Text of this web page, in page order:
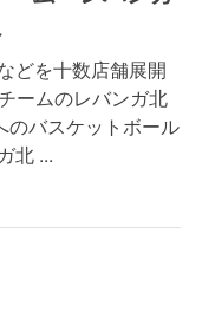
どを十数店舗展開
ームのレバンガ北
のバスケットボール
北 ...